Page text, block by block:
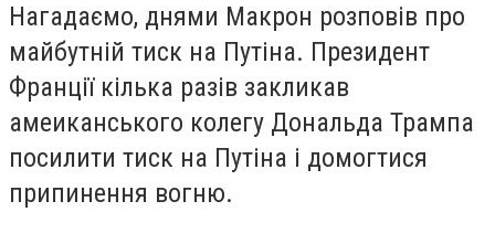
Нагадаємо, днями Макрон розповів про
майбутній тиск на Путіна. Президент
Франції кілька разів закликав
амеиканського колегу Дональда Трампа
посилити тиск на Путіна і домогтися
припинення вогню.